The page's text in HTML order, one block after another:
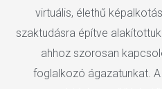
virtuális, élethű
szaktudásra építve
ahhoz szorosan
foglalkozó ágazatunkat.